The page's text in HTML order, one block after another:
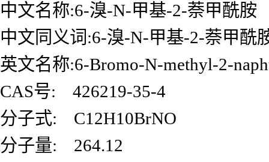
中文名称:6-溴-N-甲基-2-萘甲酰胺
中文同义词:6-溴-N-甲基-2-萘甲酰
英文名称:6-Bromo-N-methyl-2-
CAS号: 426219-35-4
分子式: C12H10BrNO
分子量: 264.12